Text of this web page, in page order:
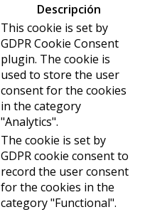
Descripción
This cookie is set by
GDPR Cookie Consent
plugin. The cookie is
used to store the user
consent for the cookies
in the category
"Analytics".
The cookie is set by
GDPR cookie consent to
record the user consent
for the cookies in the
category "Functional".